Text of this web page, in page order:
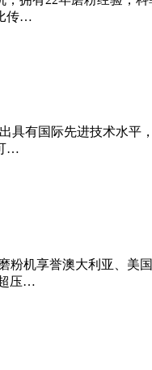
传…
具有国际先进技术水
…
粉机享誉澳大利亚、美
压…